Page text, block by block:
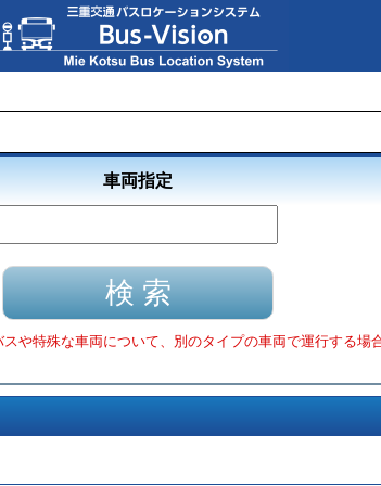
車両指定
や特殊な車両について、別のタイプの車両で運行する場